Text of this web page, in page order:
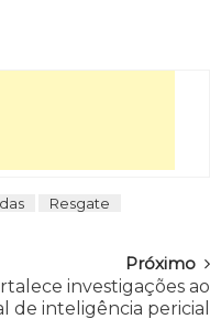
Resgate
Próximo
investigações ao
de inteligência pericial